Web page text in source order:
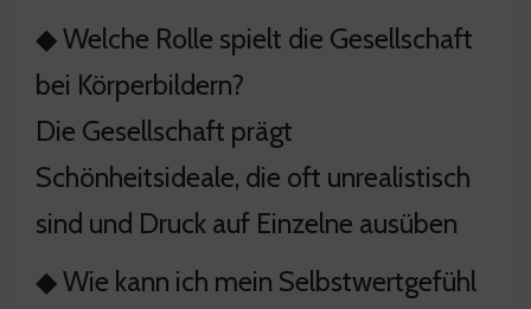
◆ Welche Rolle spielt die Gesellschaft
bei Körperbildern?
Die Gesellschaft prägt
Schönheitsideale, die oft unrealistisch
sind und Druck auf Einzelne ausüben
◆ Wie kann ich mein Selbstwertgefühl